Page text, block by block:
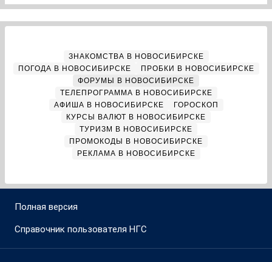
ЗНАКОМСТВА В НОВОСИБИРСКЕ
ПОГОДА В НОВОСИБИРСКЕ
ПРОБКИ В НОВОСИБИРСКЕ
ФОРУМЫ В НОВОСИБИРСКЕ
ТЕЛЕПРОГРАММА В НОВОСИБИРСКЕ
АФИША В НОВОСИБИРСКЕ
ГОРОСКОП
КУРСЫ ВАЛЮТ В НОВОСИБИРСКЕ
ТУРИЗМ В НОВОСИБИРСКЕ
ПРОМОКОДЫ В НОВОСИБИРСКЕ
РЕКЛАМА В НОВОСИБИРСКЕ
Полная версия
Справочник пользователя НГС